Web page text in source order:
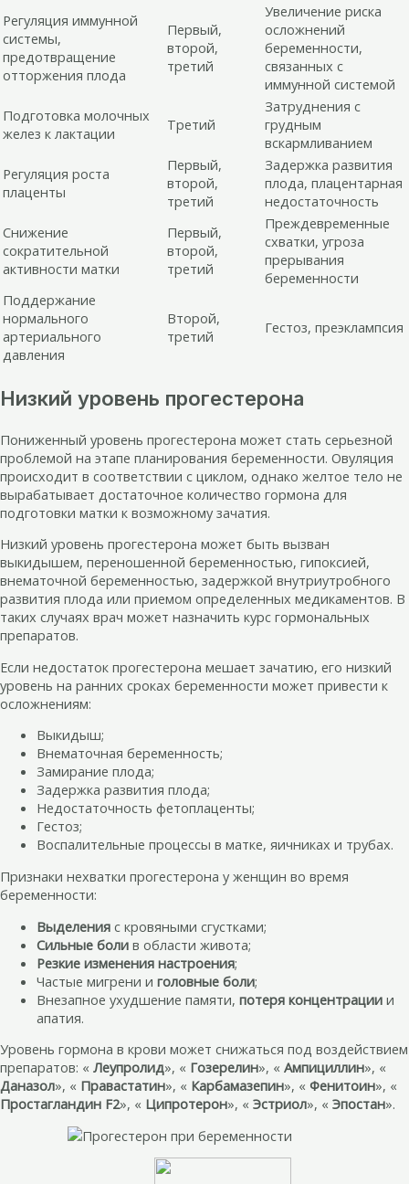
Регуляция иммунной
системы,
предотвращение
отторжения плода
Первый,
второй,
третий
Увеличение риска
осложнений
беременности,
связанных с
иммунной системой
Подготовка молочных
желез к лактации
Третий
Затруднения с
грудным
вскармливанием
Регуляция роста
плаценты
Первый,
второй,
третий
Задержка развития
плода, плацентарная
недостаточность
Снижение
сократительной
активности матки
Первый,
второй,
третий
Преждевременные
схватки, угроза
прерывания
беременности
Поддержание
нормального
артериального
давления
Второй,
третий
Гестоз, преэклампсия
Низкий уровень прогестерона
Пониженный уровень прогестерона может стать серьезной
проблемой на этапе планирования беременности. Овуляция
происходит в соответствии с циклом, однако желтое тело не
вырабатывает достаточное количество гормона для
подготовки матки к возможному зачатия.
Низкий уровень прогестерона может быть вызван
выкидышем, переношенной беременностью, гипоксией,
внематочной беременностью, задержкой внутриутробного
развития плода или приемом определенных медикаментов. В
таких случаях врач может назначить курс гормональных
препаратов.
Если недостаток прогестерона мешает зачатию, его низкий
уровень на ранних сроках беременности может привести к
осложнениям:
Выкидыш;
Внематочная беременность;
Замирание плода;
Задержка развития плода;
Недостаточность фетоплаценты;
Гестоз;
Воспалительные процессы в матке, яичниках и трубах.
Признаки нехватки прогестерона у женщин во время
беременности:
Выделения с кровяными сгустками;
Сильные боли в области живота;
Резкие изменения настроения;
Частые мигрени и головные боли;
Внезапное ухудшение памяти, потеря концентрации и
апатия.
Уровень гормона в крови может снижаться под воздействием
препаратов: « Леупролид», « Гозерелин», « Ампициллин», «
Даназол», « Правастатин», « Карбамазепин», « Фенитоин», «
Простагландин F2», « Ципротерон», « Эстриол», « Эпостан».